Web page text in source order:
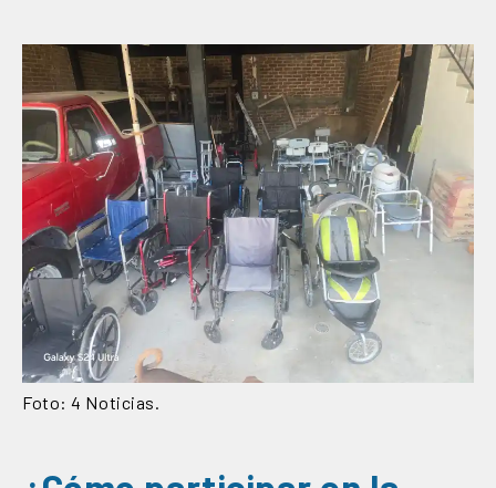
Foto: 4 Noticias.